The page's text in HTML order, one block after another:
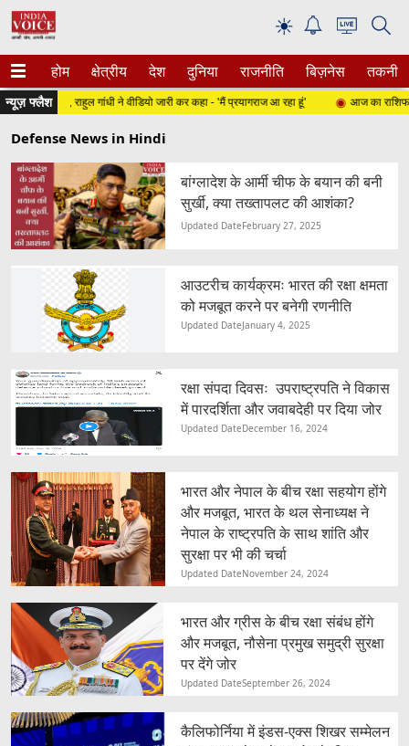
☀
होम क्षेत्रीय देश दुनिया राजनीति बिज़नेस तकनीक
न्यूज़ फ्लैशराहुल गांधी ने वीडियो जारी कर कहा - 'मैं प्रयागराज आ रहा हूं' आज का राशिफल
Defense News in Hindi
बांग्लादेश के आर्मी चीफ के बयान की बनी
सुर्खी, क्या तख्तापलट की आशंका?
Updated DateFebruary 27, 2025
आउटरीच कार्यक्रमः भारत की रक्षा क्षमता
को मजबूत करने पर बनेगी रणनीति
Updated DateJanuary 4, 2025
रक्षा संपदा दिवसः उपराष्ट्रपति ने विकास
में पारदर्शिता और जवाबदेही पर दिया जोर
Updated DateDecember 16, 2024
भारत और नेपाल के बीच रक्षा सहयोग होंगे
और मजबूत, भारत के थल सेनाध्यक्ष ने
नेपाल के राष्ट्रपति के साथ शांति और
सुरक्षा पर भी की चर्चा
Updated DateNovember 24, 2024
भारत और ग्रीस के बीच रक्षा संबंध होंगे
और मजबूत, नौसेना प्रमुख समुद्री सुरक्षा
पर देंगे जोर
Updated DateSeptember 26, 2024
कैलिफोर्निया में इंडस-एक्स शिखर सम्मेलन